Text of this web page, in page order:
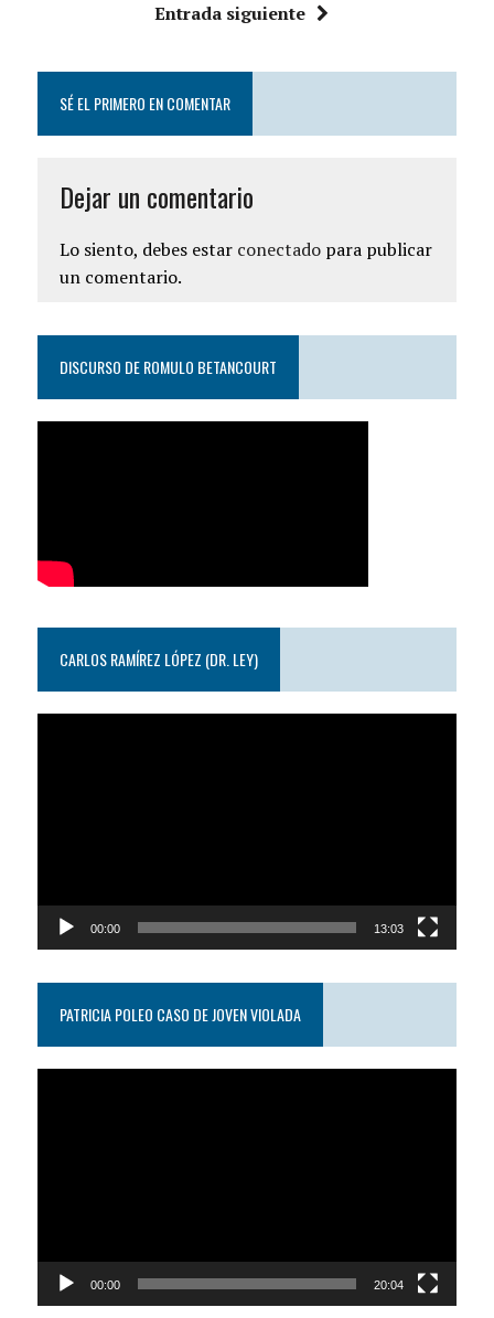
Entrada siguiente
SÉ EL PRIMERO EN COMENTAR
Dejar un comentario
Lo siento, debes estar conectadopara publicar
un comentario.
DISCURSO DE ROMULO BETANCOURT
CARLOS RAMÍREZ LÓPEZ (DR. LEY)
00:00 13:03
PATRICIA POLEO CASO DE JOVEN VIOLADA
00:00 20:04